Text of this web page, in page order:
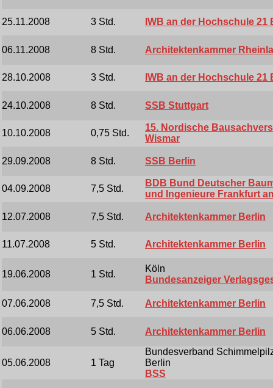
25.11.2008 3 Std. IWB an der Hochschule 21
06.11.2008 8 Std. Architektenkammer
28.10.2008 3 Std. IWB an der Hochschule 21
24.10.2008 8 Std. SSB Stuttgart
10.10.2008 0,75 Std.
15. Nordische
Wismar
29.09.2008 8 Std. SSB Berlin
04.09.2008 7,5 Std.
BDB Bund Deutscher
und Ingenieure Frankfurt
12.07.2008 7,5 Std. Architektenkammer Berlin
11.07.2008 5 Std. Architektenkammer Berlin
19.06.2008 1 Std.
Köln
Bundesanzeiger
07.06.2008 7,5 Std. Architektenkammer Berlin
06.06.2008 5 Std. Architektenkammer Berlin
05.06.2008 1 Tag
Bundesverband
Berlin
BSS